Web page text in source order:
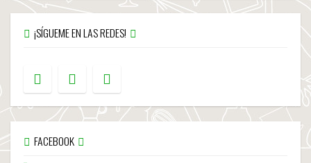
¡SÍGUEME EN LAS REDES!
FACEBOOK